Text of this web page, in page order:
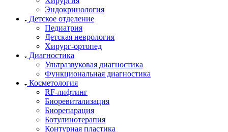
Эндокринология
Детское отделение
Педиатрия
Детская неврология
Хирург-ортопед
Диагностика
Ультразвуковая диагностика
Функциональная диагностика
Косметология
RF-лифтинг
Биоревитализация
Биорепарация
Ботулинотерапия
Контурная пластика